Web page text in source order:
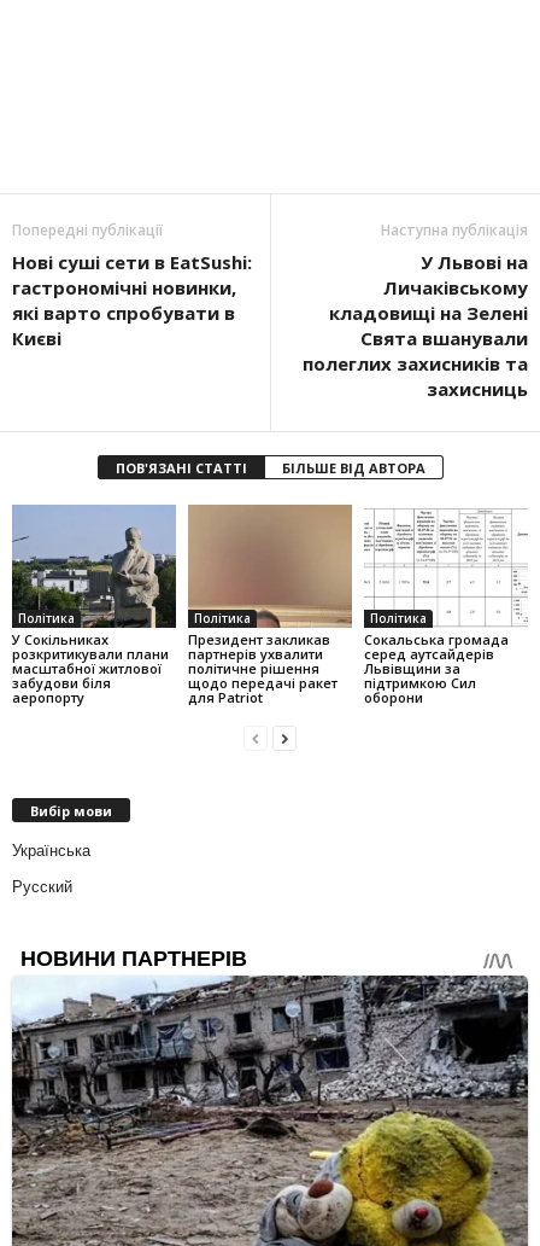
Попередні публікації
Нові суші сети в EatSushi:
гастрономічні новинки,
які варто спробувати в
Києві
Наступна публікація
У Львові на
Личаківському
кладовищі на Зелені
Свята вшанували
полеглих захисників та
захисниць
ПОВ'ЯЗАНІ СТАТТІ БІЛЬШЕ ВІД АВТОРА
Політика
У Сокільниках
розкритикували плани
масштабної житлової
забудови біля
аеропорту
Політика
Президент закликав
партнерів ухвалити
політичне рішення
щодо передачі ракет
для Patriot
Політика
Сокальська громада
серед аутсайдерів
Львівщини за
підтримкою Сил
оборони
Вибір мови
Українська
Русский